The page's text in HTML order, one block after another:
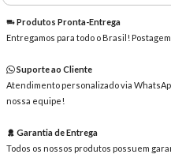
Produtos Pronta-Entrega
Entregamos para todo o Brasil!
Suporte ao Cliente
Atendimento personalizado via
nossa equipe!
Garantia de Entrega
Todos os nossos produtos possuem